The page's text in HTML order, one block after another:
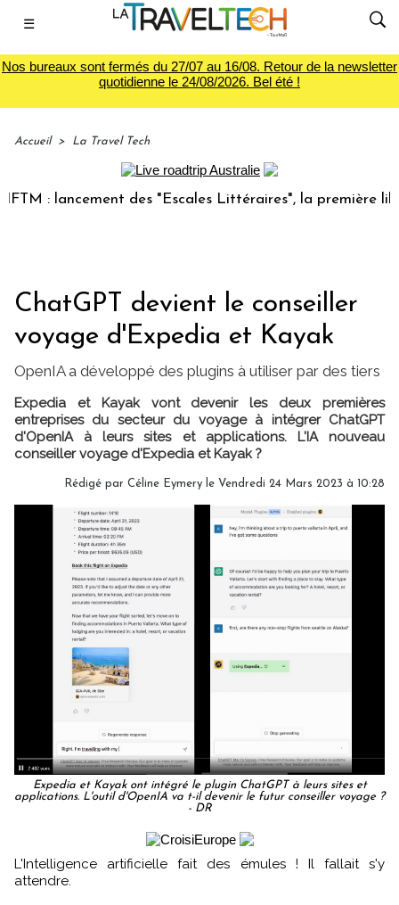
☰
Nos bureaux sont fermés du 27/07 au 16/08. Retour de la newsletter
quotidienne le 24/08/2026. Bel été !
Accueil > La Travel Tech
: lancement des "Escales Littéraires", la première
ChatGPT devient le conseiller
voyage d'Expedia et Kayak
OpenIA a développé des plugins à utiliser par des tiers
Expedia et Kayak vont devenir les deux premières
entreprises du secteur du voyage à intégrer ChatGPT
d'OpenIA à leurs sites et applications. L'IA nouveau
conseiller voyage d'Expedia et Kayak ?
Rédigé par Céline Eymery le Vendredi 24 Mars 2023 à 10:28
Expedia et Kayak ont intégré le plugin ChatGPT à leurs sites et
applications. L'outil d'OpenIA va t-il devenir le futur conseiller voyage ?
- DR
L'Intelligence artificielle fait des émules ! Il fallait s'y
attendre.